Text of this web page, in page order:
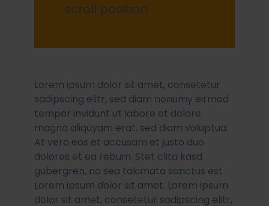
scroll position
Lorem ipsum dolor sit amet, consetetur
sadipscing elitr, sed diam nonumy eirmod
tempor invidunt ut labore et dolore
magna aliquyam erat, sed diam voluptua.
At vero eos et accusam et justo duo
dolores et ea rebum. Stet clita kasd
gubergren, no sea takimata sanctus est
Lorem ipsum dolor sit amet. Lorem ipsum
dolor sit amet, consetetur sadipscing elitr,